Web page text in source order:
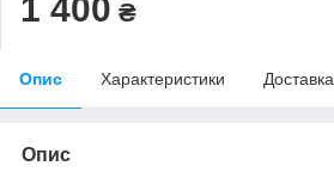
1 400 ₴
Опис Характеристики Доставка
Опис